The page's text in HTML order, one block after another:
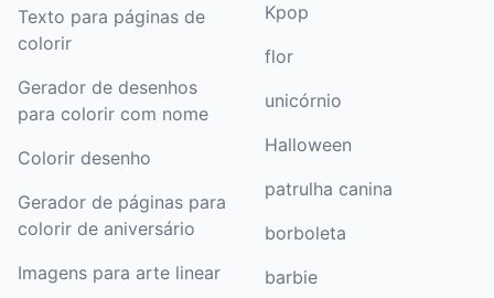
Texto para páginas de
colorir
Gerador de desenhos
para colorir com nome
Colorir desenho
Gerador de páginas para
colorir de aniversário
Imagens para arte linear
Kpop
flor
unicórnio
Halloween
patrulha canina
borboleta
barbie